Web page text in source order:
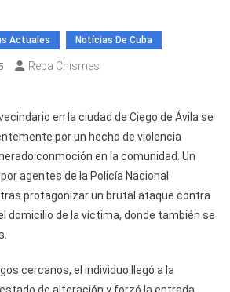
Actuales Notícias De Cuba
Repa Chismes
Detenido
Pareja
en la ciudad de Ciego de Ávila se
por un hecho de violencia
conmoción en la comunidad. Un
agentes de la Policía Nacional
tras protagonizar un brutal ataque contra
domicilio de la víctima, donde también se
cercanos, el individuo llegó a la